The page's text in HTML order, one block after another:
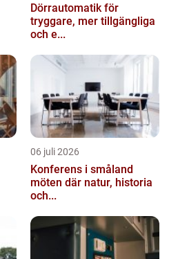
Dörrautomatik för
tryggare, mer tillgängliga
och e...
06 juli 2026
Konferens i småland
möten där natur, historia
och...